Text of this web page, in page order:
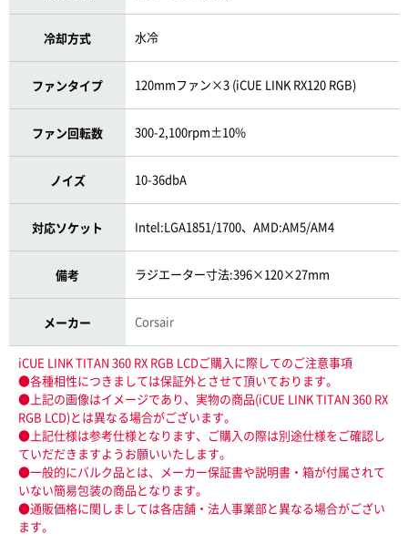
冷却方式 水冷
ファンタイプ 120mmファン×3 (iCUE LINK RX120 RGB)
ファン回転数 300-2,100rpm±10%
ノイズ 10-36dbA
対応ソケット Intel:LGA1851/1700、AMD:AM5/AM4
備考 ラジエーター寸法:396×120×27mm
メーカー Corsair
iCUE LINK TITAN 360 RX RGB LCDご購入に際してのご注意事項
●各種相性につきましては保証外とさせて頂いております。
●上記の画像はイメージであり、実物の商品(iCUE LINK TITAN 360 RX
RGB LCD)とは異なる場合がございます。
●上記仕様は参考仕様となります、ご購入の際は別途仕様をご確認し
ていだだきますようお願いいたします。
●一般的にバルク品とは、メーカー保証書や説明書・箱が付属されて
いない簡易包装の商品となります。
●通販価格に関しましては各店舗・法人事業部と異なる場合がござい
ます。